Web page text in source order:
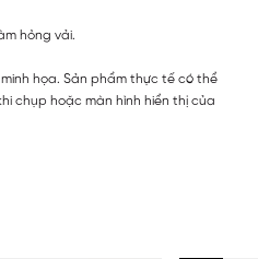
hỏng vải.
họa. Sản phẩm thực tế có thể
chụp hoặc màn hình hiển thị của